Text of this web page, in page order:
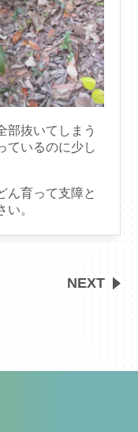
部抜いてしまう
ているのに少し
ん育って支障と
。
NEXT